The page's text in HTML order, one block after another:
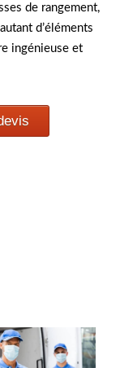
de rangement,
d’éléments
ingénieuse et